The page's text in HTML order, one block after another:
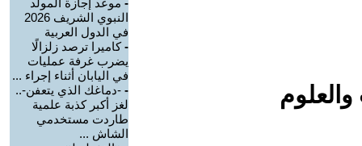
- موعد إجازة المولد
النبوي الشريف 2026
في الدول العربية
-كاميرا ترصد زلزالًا
يضرب غرفة عمليات
في اليابان أثناء إجراء ...
- -دماغك الذي يتعفن-..
لغز أكبر كذبة علمية
طاردت مستخدمي
الشاش ...